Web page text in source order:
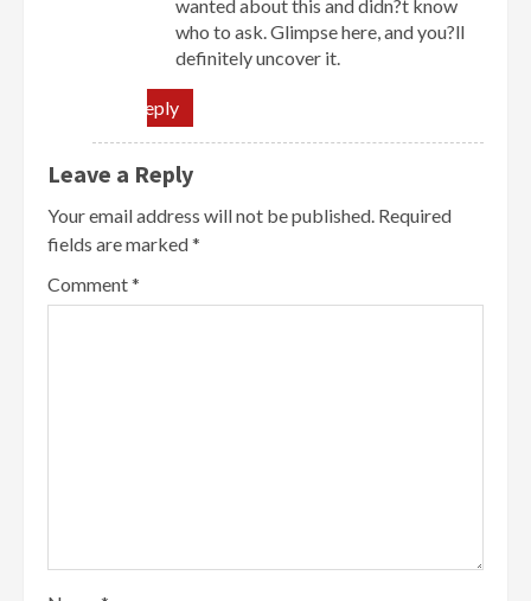
wanted about this and didn?t know
who to ask. Glimpse here, and you?ll
definitely uncover it.
Reply
Leave a Reply
Your email address will not be published. Required
fields are marked*
Comment*